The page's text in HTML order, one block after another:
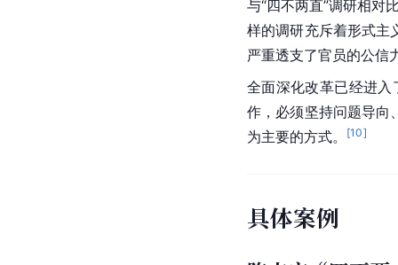
与“四不两直”调研相对
样的调研充斥着形式主
严重透支了官员的公信
全面深化改革已经进
作，必须坚持问题导向
为主要的方式。
[10]
具体案例